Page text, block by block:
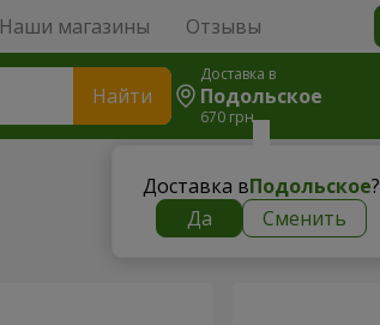
Наши магазины Отзывы
Найти
Доставка в
Подольское
670 грн
Доставка вПодольское?
Да
Сменить